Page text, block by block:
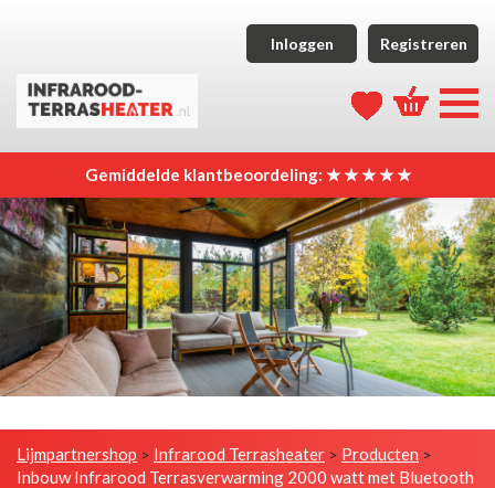
Inloggen Registreren
Gemiddelde klantbeoordeling: ★ ★ ★ ★ ★
Lijmpartnershop > Infrarood Terrasheater > Producten >
Inbouw Infrarood Terrasverwarming 2000 watt met Bluetooth